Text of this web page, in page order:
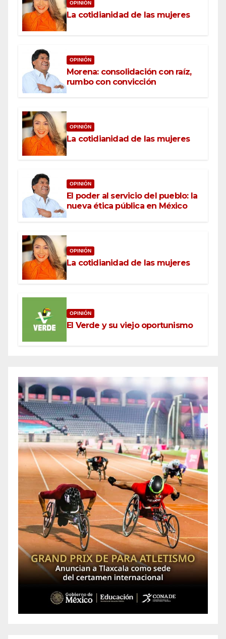
OPINIÓN
La cotidianidad de las mujeres
OPINIÓN
Morena: consolidación con raíz,
rumbo con convicción
OPINIÓN
La cotidianidad de las mujeres
OPINIÓN
El poder al servicio del pueblo: la
nueva ética pública en México
OPINIÓN
La cotidianidad de las mujeres
OPINIÓN
El Verde y su viejo oportunismo